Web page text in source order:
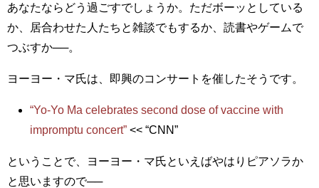
あなたならどう過ごすでしょうか。ただボーッとしている
か、居合わせた人たちと雑談でもするか、読書やゲームで
つぶすか──。
ヨーヨー・マ氏は、即興のコンサートを催したそうです。
“Yo-Yo Ma celebrates second dose of vaccine with
impromptu concert” << “CNN”
ということで、ヨーヨー・マ氏といえばやはりピアソラか
と思いますので──